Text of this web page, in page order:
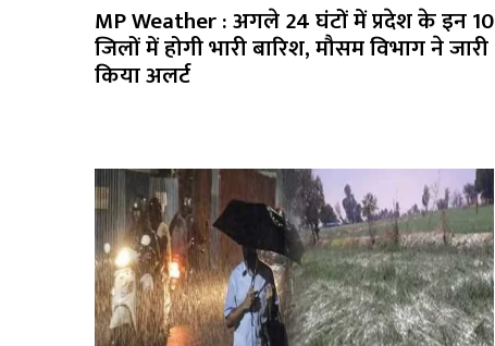
MP Weather : अगले 24 घंटों में प्रदेश के इन 10
जिलों में होगी भारी बारिश, मौसम विभाग ने जारी
किया अलर्ट